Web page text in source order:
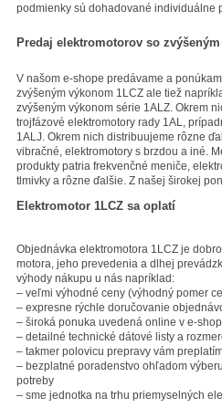
podmienky sú dohadované individuálne
Predaj elektromotorov so
V našom e-shope predávame a
zvýšeným výkonom 1LCZ ale tiež
zvýšeným výkonom série 1ALZ. Okrem
trojfázové elektromotory rady 1AL,
1ALJ. Okrem nich distribuujeme rôzne
vibračné, elektromotory s brzdou a iné.
produkty patria frekvenčné meniče,
tlmivky a rôzne ďalšie. Z našej širokej
Elektromotor 1LCZ sa oplatí
Objednávka elektromotora 1LCZ je
motora, jeho prevedenia a dlhej
výhody nákupu u nás napríklad:
– veľmi výhodné ceny (výhodný pomer
– expresne rýchle doručovanie
– široká ponuka uvedená online v e-
– detailné technické dátové listy a
– takmer polovicu prepravy vám
– bezplatné poradenstvo ohľadom
potreby
– sme jednotka na trhu priemyselných